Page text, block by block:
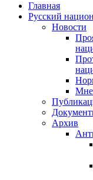
Главная
Русский
Новости
Архив